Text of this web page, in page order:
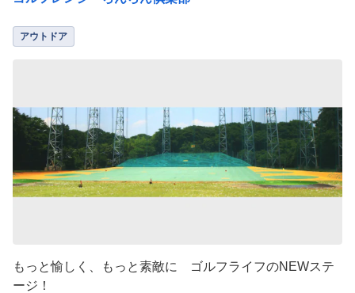
アウトドア
もっと愉しく、もっと素敵に ゴルフライフのNEWステ
ージ！